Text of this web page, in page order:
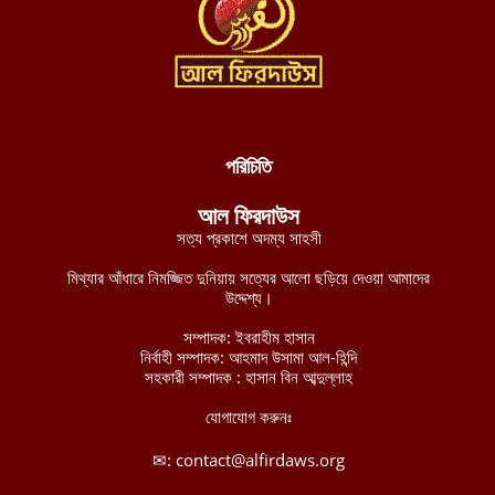
ডান হাতে ভাত খেতে খেতে বাম হাতে নিচ্ছে ঘুষ! ঠাকুরগাঁও জেলা রেজিস্ট্রার
লালমনিরহাটে তিস্তা নদীর পানি বিপৎসীমার ওপরে, ভয়াবহ বন্যার শঙ্কা
আগস্ট ৫, ২০২৬
চীন-পাকিস্তানের নিরাপত্তা বিষয়ক ভিত্তিহীন অভিযোগ প্রত্যাখ্যান করেছে
ইমারাতে ইসলামিয়া
আশ-শাবাবের নিয়ন্ত্রণে কেন্দ্রীয় হিরান রাজ্যের ৩ শহর: নিহত মোগাদিশু
পরিচিতি
আল ফিরদাউস
সত্য প্রকাশে অদম্য সাহসী
মিথ্যার আঁধারে নিমজ্জিত দুনিয়ায় সত্যের আলো ছড়িয়ে দেওয়া আমাদের
উদ্দেশ্য।
সম্পাদক: ইবরাহীম হাসান
নির্বাহী সম্পাদক: আহমাদ উসামা আল-হিন্দি
সহকারী সম্পাদক : হাসান বিন আব্দুল্লাহ
যোগাযোগ করুনঃ
✉: contact@alfirdaws.org